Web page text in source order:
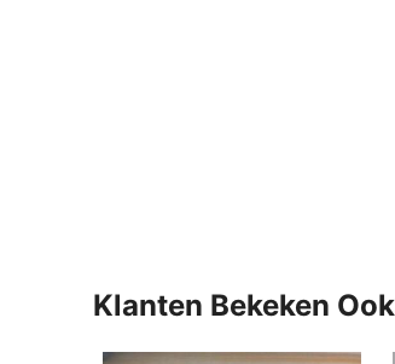
Klanten Bekeken Ook